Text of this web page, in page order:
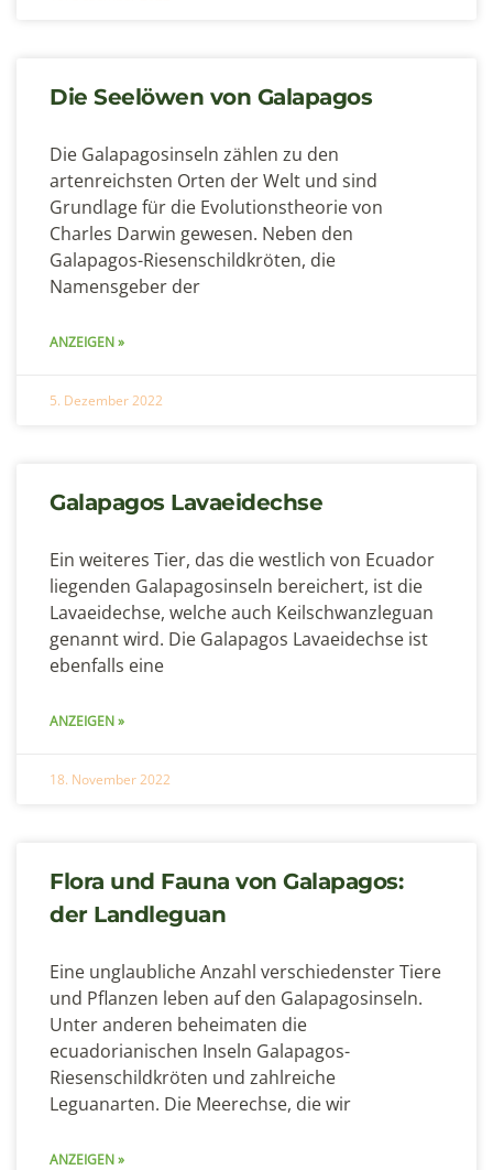
Die Seelöwen von Galapagos
Die Galapagosinseln zählen zu den
artenreichsten Orten der Welt und sind
Grundlage für die Evolutionstheorie von
Charles Darwin gewesen. Neben den
Galapagos-Riesenschildkröten, die
Namensgeber der
ANZEIGEN »
5. Dezember 2022
Galapagos Lavaeidechse
Ein weiteres Tier, das die westlich von Ecuador
liegenden Galapagosinseln bereichert, ist die
Lavaeidechse, welche auch Keilschwanzleguan
genannt wird. Die Galapagos Lavaeidechse ist
ebenfalls eine
ANZEIGEN »
18. November 2022
Flora und Fauna von Galapagos:
der Landleguan
Eine unglaubliche Anzahl verschiedenster Tiere
und Pflanzen leben auf den Galapagosinseln.
Unter anderen beheimaten die
ecuadorianischen Inseln Galapagos-
Riesenschildkröten und zahlreiche
Leguanarten. Die Meerechse, die wir
ANZEIGEN »